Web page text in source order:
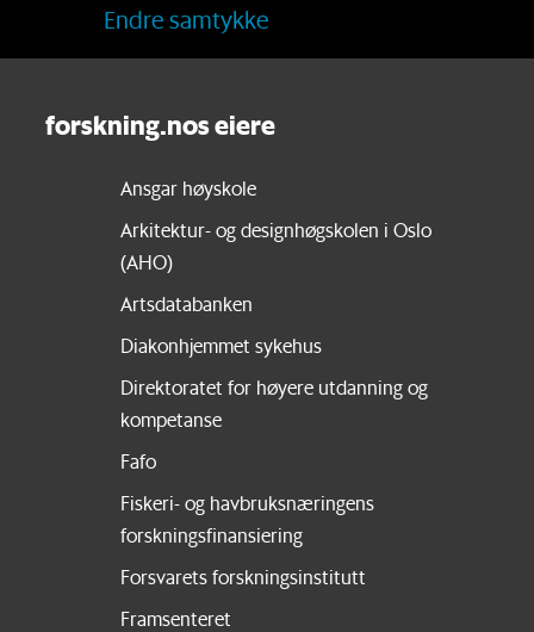
Endre samtykke
forskning.nos eiere
Ansgar høyskole
Arkitektur- og designhøgskolen i Oslo
(AHO)
Artsdatabanken
Diakonhjemmet sykehus
Direktoratet for høyere utdanning og
kompetanse
Fafo
Fiskeri- og havbruksnæringens
forskningsfinansiering
Forsvarets forskningsinstitutt
Framsenteret